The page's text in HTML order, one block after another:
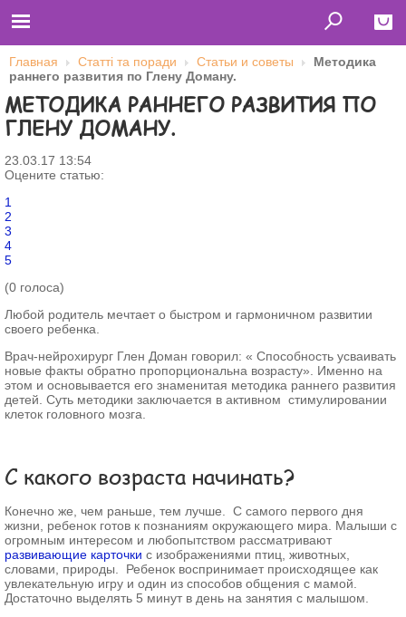
Главная
Футболки
Толстовки (кенгурушки)
Свитшоты
Лонгсливы
Ветровки
Оплата и доставка
О нас
Сотрудничество
Имя пользователя (логин)
Пароль
Запомнить меня
Регистрация
Главная Статті та поради Статьи и советы
Методика
раннего развития по Глену Доману.
МЕТОДИКА РАННЕГО РАЗВИТИЯ ПО
ГЛЕНУ ДОМАНУ.
23.03.17 13:54
Оцените статью:
1
2
3
4
5
(0 голоса)
Любой родитель мечтает о быстром и гармоничном развитии
своего ребенка.
Врач-нейрохирург Глен Доман говорил: « Способность усваивать
новые факты обратно пропорциональна возрасту». Именно на
этом и основывается его знаменитая методика раннего развития
детей. Суть методики заключается в активном стимулировании
клеток головного мозга.
С какого возраста начинать?
Конечно же, чем раньше, тем лучше. С самого первого дня
жизни, ребенок готов к познаниям окружающего мира. Малыши с
огромным интересом и любопытством рассматривают
развивающие карточки с изображениями птиц, животных,
словами, природы. Ребенок воспринимает происходящее как
увлекательную игру и один из способов общения с мамой.
Достаточно выделять 5 минут в день на занятия с малышом.